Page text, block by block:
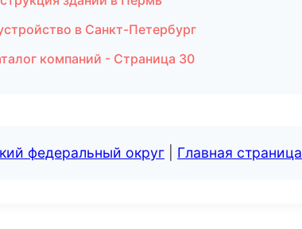
в Санкт-Петербург
компаний - Страница 30
федеральный округ Главная страница